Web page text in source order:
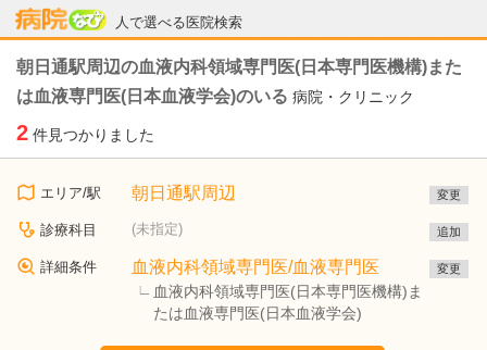
人で選べる医院検索
病院なび
朝日通駅周辺の血液内科領域専門医(日本専門医機構)また
は血液専門医(日本血液学会)のいる 病院・クリニック
2 件見つかりました
エリア/駅 朝日通駅周辺 変更
診療科目 (未指定) 追加
詳細条件 血液内科領域専門医/血液専門医
血液内科領域専門医(日本専門医機構)ま
たは血液専門医(日本血液学会)
変更